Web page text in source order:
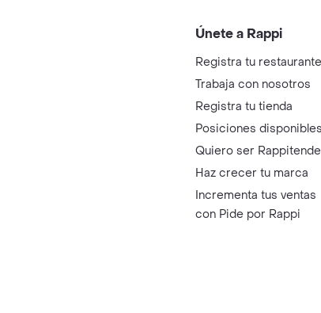
Únete a Rappi
Registra tu restaurante
Trabaja con nosotros
Registra tu tienda
Posiciones disponibles
Quiero ser
Haz crecer tu marca
Incrementa tus ventas
con Pide por Rappi